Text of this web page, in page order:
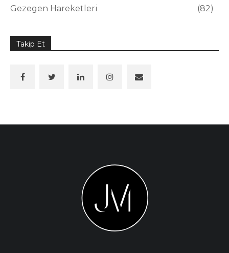
Gezegen Hareketleri 82
Takip Et